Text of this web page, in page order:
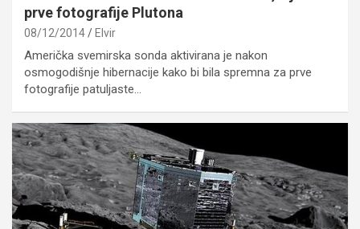
prve fotografije Plutona
08/12/2014 Elvir
Američka svemirska sonda aktivirana je nakon
osmogodišnje hibernacije kako bi bila spremna za prve
fotografije patuljaste…